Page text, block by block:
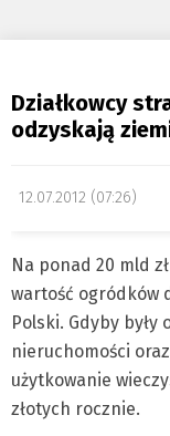
Działkowcy
odzyskają
12.07.2012 (07:26)
Na ponad 20 mld
wartość ogródków
Polski. Gdyby
nieruchomości
użytkowanie
złotych rocznie.